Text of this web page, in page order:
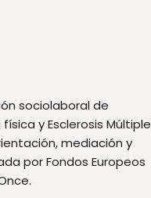
sociolaboral de
y Esclerosis Múltiple
mediación y
por Fondos Europeos